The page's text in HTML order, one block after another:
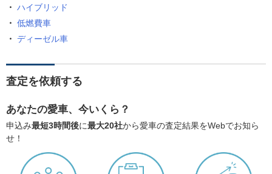
ハイブリッド
低燃費車
ディーゼル車
査定を依頼する
あなたの愛車、今いくら？
申込み最短3時間後に最大20社から愛車の査定結果をWebでお知ら
せ！